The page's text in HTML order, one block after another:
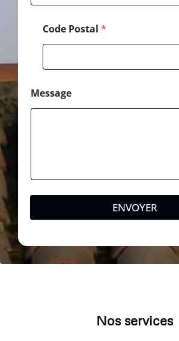
Code Postal *
Message
ENVOYER
Nos services